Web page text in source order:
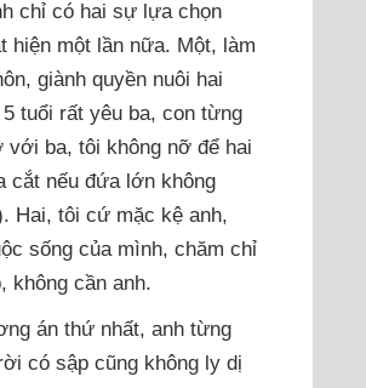
chỉ có hai sự lựa chọn
hiện một lần nữa. Một, làm
giành quyền nuôi hai
tuổi rất yêu ba, con từng
với ba, tôi không nỡ để hai
cắt nếu đứa lớn không
Hai, tôi cứ mặc kệ anh,
sống của mình, chăm chỉ
không cần anh.
án thứ nhất, anh từng
có sập cũng không ly dị